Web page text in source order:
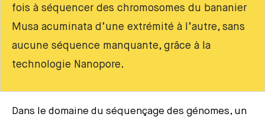
fois à séquencer des chromosomes du bananier
Musa acuminata d’une extrémité à l’autre, sans
aucune séquence manquante, grâce à la
technologie Nanopore.
Dans le domaine du séquençage des génomes, un